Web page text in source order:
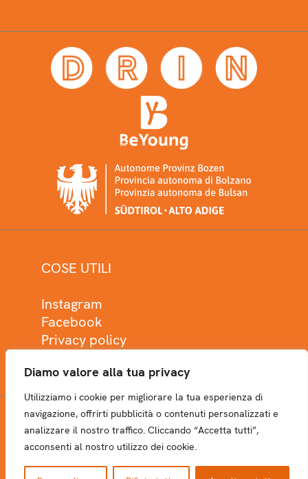
Diamo valore alla tua privacy
Utilizziamo i cookie per migliorare la tua esperienza di
navigazione, offrirti pubblicità o contenuti personalizzati e
analizzare il nostro traffico. Cliccando “Accetta tutti”,
acconsenti al nostro utilizzo dei cookie.
COSE UTILI
Instagram
Facebook
Privacy policy
NEWSLETTER